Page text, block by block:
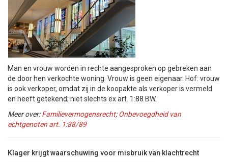
Man en vrouw worden in rechte aangesproken op gebreken aan
de door hen verkochte woning. Vrouw is geen eigenaar. Hof: vrouw
is ook verkoper, omdat zij in de koopakte als verkoper is vermeld
en heeft getekend; niet slechts ex art. 1:88 BW.
Meer over:Familievermogensrecht;Onbevoegdheid van
echtgenoten art. 1:88/89
Klager krijgt waarschuwing voor misbruik van klachtrecht